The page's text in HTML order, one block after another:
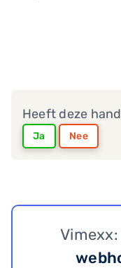
Heeft deze
Ja Nee
Vimexx: